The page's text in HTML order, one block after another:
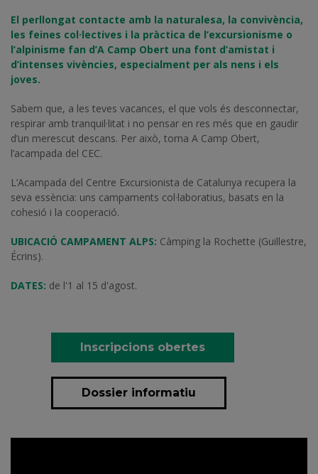
El perllongat contacte amb la naturalesa, la convivència,
les feines col·lectives i la pràctica de l’excursionisme o
l’alpinisme fan d’A Camp Obert una font d’amistat i
d’intenses vivències, especialment per als nens i els
joves.
Sabem que, a les teves vacances, el que vols és desconnectar,
respirar amb tranquil·litat i no pensar en res més que en gaudir
d’un merescut descans. Per això, torna A Camp Obert,
l’acampada del CEC.
L’Acampada del Centre Excursionista de Catalunya recupera la
seva essència: uns campaments col·laboratius, basats en la
cohesió i la cooperació.
UBICACIÓ CAMPAMENT ALPS: Càmping la Rochette (Guillestre,
Écrins).
DATES: de l'1 al 15 d'agost.
Inscripcions obertes
Dossier informatiu